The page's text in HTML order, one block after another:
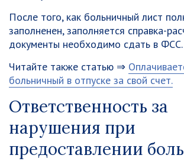
После того, как больничный лист
заполненен, заполняется справка-
документы необходимо сдать в ФСС.
Читайте также статью ⇒
больничный в отпуске за свой счет.
Ответственность за
нарушения при
предоставлении